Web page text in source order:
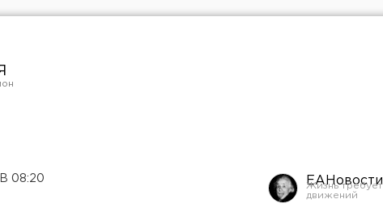
08:20 ЕАНовости